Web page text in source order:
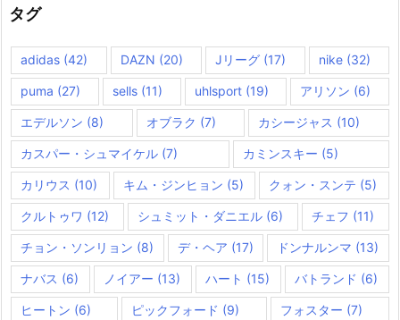
タグ
adidas (42) DAZN (20) Jリーグ (17) nike(32)
puma (27) sells(11) uhlsport(19) アリソン (6)
エデルソン (8) オブラク (7) カシージャス (10)
カスパー・シュマイケル (7) カミンスキー (5)
カリウス (10) キム・ジンヒョン (5) クォン・スンテ (5)
クルトゥワ (12) シュミット・ダニエル (6) チェフ (11)
チョン・ソンリョン (8) デ・ヘア (17) ドンナルンマ (13)
ナバス (6) ノイアー (13) ハート (15) バトランド (6)
ヒートン (6) ピックフォード (9) フォスター (7)